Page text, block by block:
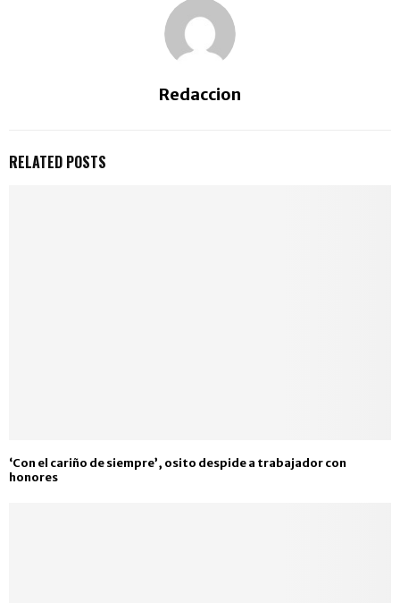
Redaccion
RELATED POSTS
‘Con el cariño de siempre’, osito despide a trabajador con
honores